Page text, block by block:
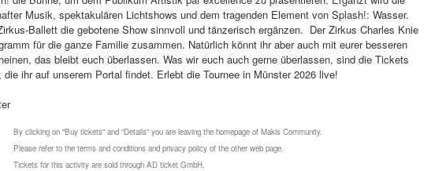
Musik, spektakulären Lichtshows und dem tragenden Element von Splash!: Wasser.
Ballett die gebotene Show sinnvoll und tänzerisch ergänzen. Der Zirkus Charles Knie
für die ganze Familie zusammen. Natürlich könnt ihr aber auch mit eurer besseren
das bleibt euch überlassen. Was wir euch auch gerne überlassen, sind die Tickets
ihr auf unserem Portal findet. Erlebt die Tournee in Münster 2026 live!
By clicking on "Buy tickets" and "Details" you are leaving the homepage of Makis Community.
Please refer to the terms and conditions and privacy policy of the other web page.
Tickets for this activity are sold through AD ticket GmbH.